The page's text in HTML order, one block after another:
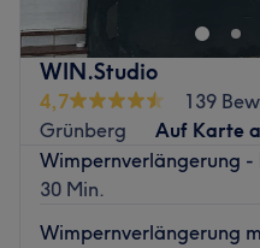
WIN.Studio
4,7
139
Grünberg
Auf Karte
Wimpernverlängerung -
30 Min.
Wimpernverlängerung